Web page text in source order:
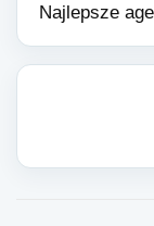
Najlepsze